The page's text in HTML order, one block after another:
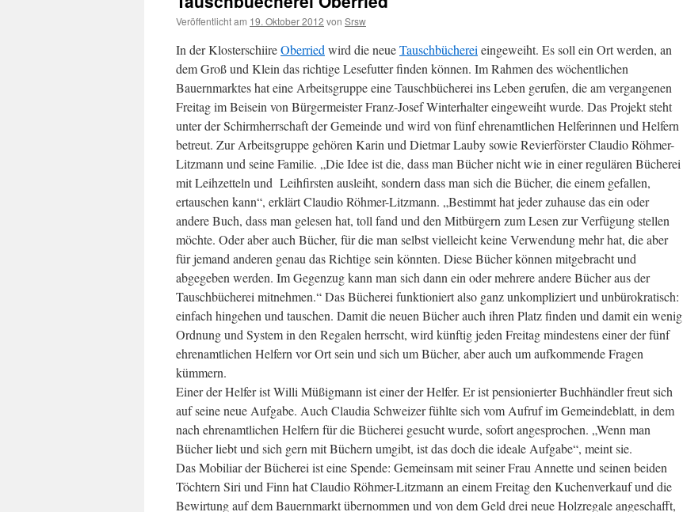
Veröffentlicht am 19. Oktober 2012 von Srsw
In der KlosterschiireOberried wird die neueTauschbücherei eingeweiht. Es soll ein Ort werden, an
dem Groß und Klein das richtige Lesefutter finden können. Im Rahmen des wöchentlichen
Bauernmarktes hat eine Arbeitsgruppe eine Tauschbücherei ins Leben gerufen, die am vergangenen
Freitag im Beisein von Bürgermeister Franz-Josef Winterhalter eingeweiht wurde. Das Projekt steht
unter der Schirmherrschaft der Gemeinde und wird von fünf ehrenamtlichen Helferinnen und Helfern
betreut. Zur Arbeitsgruppe gehören Karin und Dietmar Lauby sowie Revierförster Claudio Röhmer-
Litzmann und seine Familie. „Die Idee ist die, dass man Bücher nicht wie in einer regulären Bücherei
mit Leihzetteln und Leihfirsten ausleiht, sondern dass man sich die Bücher, die einem gefallen,
ertauschen kann“, erklärt Claudio Röhmer-Litzmann. „Bestimmt hat jeder zuhause das ein oder
andere Buch, dass man gelesen hat, toll fand und den Mitbürgern zum Lesen zur Verfügung stellen
möchte. Oder aber auch Bücher, für die man selbst vielleicht keine Verwendung mehr hat, die aber
für jemand anderen genau das Richtige sein könnten. Diese Bücher können mitgebracht und
abgegeben werden. Im Gegenzug kann man sich dann ein oder mehrere andere Bücher aus der
Tauschbücherei mitnehmen.“ Das Bücherei funktioniert also ganz unkompliziert und unbürokratisch:
einfach hingehen und tauschen. Damit die neuen Bücher auch ihren Platz finden und damit ein wenig
Ordnung und System in den Regalen herrscht, wird künftig jeden Freitag mindestens einer der fünf
ehrenamtlichen Helfern vor Ort sein und sich um Bücher, aber auch um aufkommende Fragen
kümmern.
Einer der Helfer ist Willi Müßigmann ist einer der Helfer. Er ist pensionierter Buchhändler freut sich
auf seine neue Aufgabe. Auch Claudia Schweizer fühlte sich vom Aufruf im Gemeindeblatt, in dem
nach ehrenamtlichen Helfern für die Bücherei gesucht wurde, sofort angesprochen. „Wenn man
Bücher liebt und sich gern mit Büchern umgibt, ist das doch die ideale Aufgabe“, meint sie.
Das Mobiliar der Bücherei ist eine Spende: Gemeinsam mit seiner Frau Annette und seinen beiden
Töchtern Siri und Finn hat Claudio Röhmer-Litzmann an einem Freitag den Kuchenverkauf und die
Bewirtung auf dem Bauernmarkt übernommen und von dem Geld drei neue Holzregale angeschafft,